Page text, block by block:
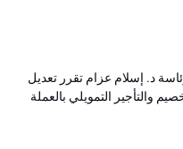
د. إسلام عزام تقرر تعديل
والتأجير التمويلي بالعملة